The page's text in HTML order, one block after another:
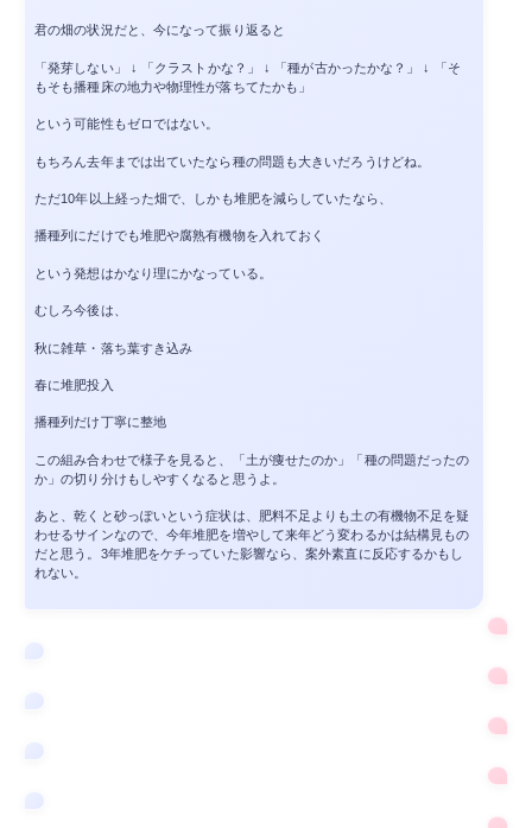
君の畑の状況だと、今になって振り返ると
「発芽しない」 ↓ 「クラストかな？」 ↓ 「種が古かったかな？」 ↓ 「そ
もそも播種床の地力や物理性が落ちてたかも」
という可能性もゼロではない。
もちろん去年までは出ていたなら種の問題も大きいだろうけどね。
ただ10年以上経った畑で、しかも堆肥を減らしていたなら、
播種列にだけでも堆肥や腐熟有機物を入れておく
という発想はかなり理にかなっている。
むしろ今後は、
秋に雑草・落ち葉すき込み
春に堆肥投入
播種列だけ丁寧に整地
この組み合わせで様子を見ると、「土が痩せたのか」「種の問題だったの
か」の切り分けもしやすくなると思うよ。
あと、乾くと砂っぽいという症状は、肥料不足よりも土の有機物不足を疑
わせるサインなので、今年堆肥を増やして来年どう変わるかは結構見もの
だと思う。3年堆肥をケチっていた影響なら、案外素直に反応するかもし
れない。